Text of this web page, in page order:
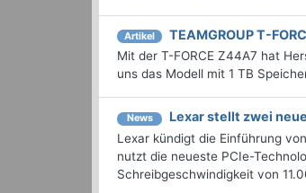
Artikel TEAMGROUP T-
Mit der T-FORCE Z44A7 hat
uns das Modell mit 1 TB
News Lexar stellt zwei
Lexar kündigt die Einführung
nutzt die neueste PCIe-
Schreibgeschwindigkeit von